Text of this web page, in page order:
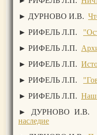
► ДУРНОВО И.В.
► РИФЕЛЬ Л.П.
► РИФЕЛЬ Л.П.
► РИФЕЛЬ Л.П.
► РИФЕЛЬ Л.П.
► РИФЕЛЬ Л.П. Наш
► ДУРНОВО И.В.
наследие